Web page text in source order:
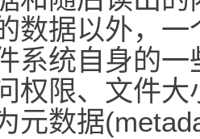
数据以外，
系统自身的
权限、文件
元数据